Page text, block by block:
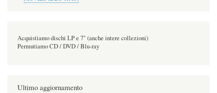
Acquistiamo dischi LP e 7" (anche intere collezioni)
Permutiamo CD / DVD / Blu-ray
Ultimo aggiornamento